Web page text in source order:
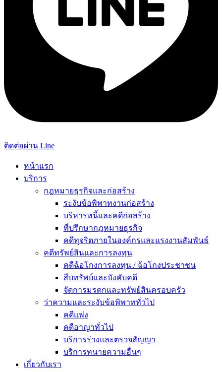
ติดต่อผ่าน Line
หน้าแรก
บริการ
กฎหมายธุรกิจและก่อสร้าง
ระงับข้อพิพาทงานก่อสร้าง
บริหารหนี้และคดีก่อสร้าง
ที่ปรึกษากฎหมายธุรกิจ
คดีทุจริตภายในองค์กรและแรงงานสัมพันธ์
คดีทรัพย์สินและการลงทุน
คดีฉ้อโกงการลงทุน / ฉ้อโกงประชาชน
สืบทรัพย์และบังคับคดี
จัดการมรดกและทรัพย์สินครอบครัว
ว่าความและระงับข้อพิพาททั่วไป
คดีแพ่ง
คดีอาญาทั่วไป
บริการร่างและตรวจสัญญา
บริการทนายความอื่นๆ
เกี่ยวกับเรา